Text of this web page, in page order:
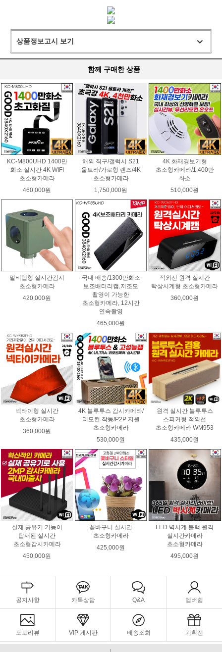
상품정보고시 보기
함께 구매한 상품
KC-M800UHD 1400만
화소 실시간 4K WIFI
초소형카메라
460,000원
해외 직구/갤럭시 S21
울트라/가로형 렌즈/4K
초소형카메라
1,750,000원
4K 화재경보기형
초소형카메라/1,400만
화소
510,000원
멀티탭형 실시간감시
초소형카메라
420,000원
국내 배송/1300만화소
보조배터리캠,저조도
촬영이 가능한
초소형카메라, 12시간
연속촬영
465,000원
적외선 원격 실시간
탁상시계형 초소형카메라
360,000원
넥타이형 실시간
초소형카메라
360,000원
4K 블루투스 감시카메라/
리모컨 작동/P2P 지원
초소형카메라
530,000원
원격 실시간 블루투스
스피커형 적외선
초소형카메라 WM953
435,000원
실제 공유기 기능이
탑재된 실시간
초소형감시카메라
450,000원
꽃바구니 실시간
초소형카메라
425,000원
LED 벽시계 블랙 원격
실시간카메라
초소형카메라
495,000원
공지사항 카톡상담 Q&A 멤버쉽
포토리뷰 VIP 게시판 배송조회 기획전